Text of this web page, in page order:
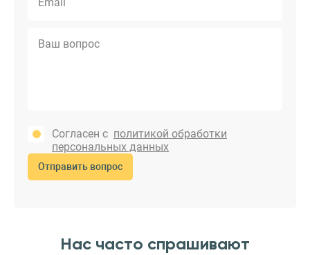
Согласен с политикой обработки
персональных данных
Отправить вопрос
Нас часто спрашивают